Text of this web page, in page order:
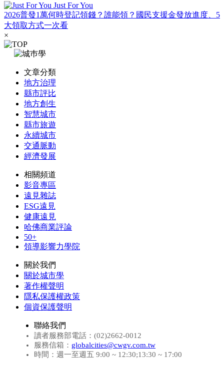
Just For You
2026普發1萬何時登記領錢？誰能領？國民支援金發放進度、5
大領取方式一次看
×
文章分類
地方治理
縣市評比
地方創生
智慧城市
縣市旅遊
永續城市
交通脈動
經濟發展
相關頻道
影音專區
遠見雜誌
ESG遠見
健康遠見
哈佛商業評論
50+
領導影響力學院
關於我們
關於城市學
著作權聲明
隱私保護權政策
個資保護聲明
聯絡我們
讀者服務部電話：(02)2662-0012
服務信箱： globalcities@cwgv.com.tw
時間：週一至週五 9:00 ~ 12:30;13:30 ~ 17:00